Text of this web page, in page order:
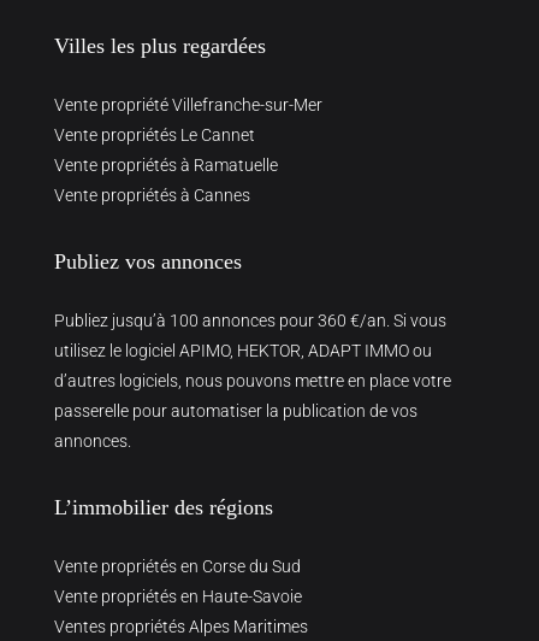
Villes les plus regardées
Vente propriété Villefranche-sur-Mer
Vente propriétés Le Cannet
Vente propriétés à Ramatuelle
Vente propriétés à Cannes
Publiez vos annonces
Publiez jusqu’à 100 annonces pour 360 €/an. Si vous
utilisez le logiciel APIMO, HEKTOR, ADAPT IMMO ou
d’autres logiciels, nous pouvons mettre en place votre
passerelle pour automatiser la publication de vos
annonces.
L’immobilier des régions
Vente propriétés en Corse du Sud
Vente propriétés en Haute-Savoie
Ventes propriétés Alpes Maritimes